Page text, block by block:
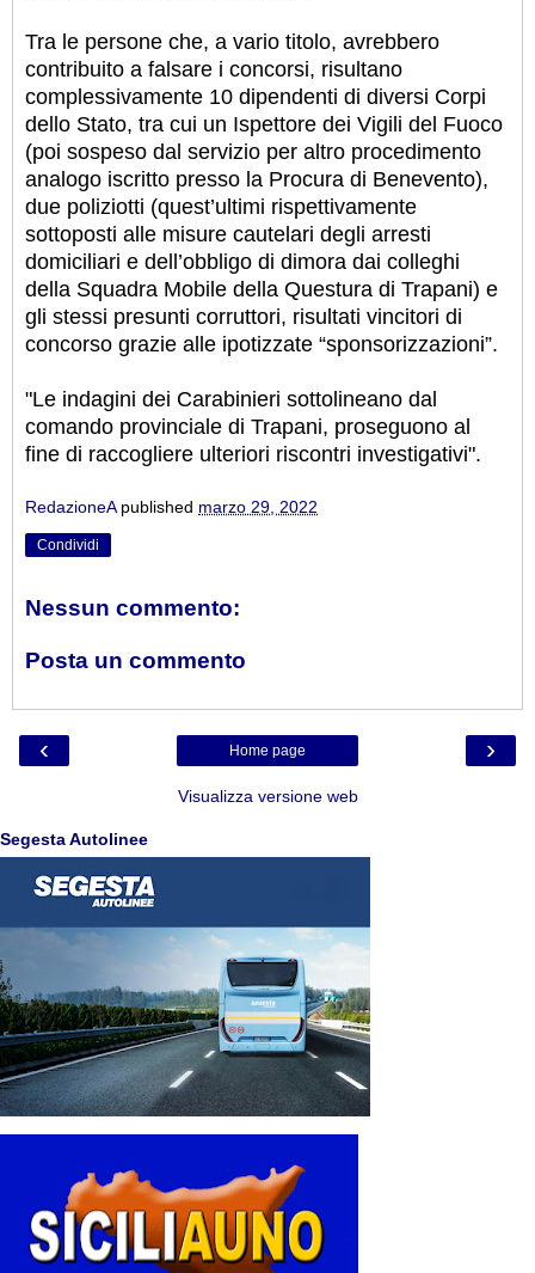
Tra le persone che, a vario titolo, avrebbero
contribuito a falsare i concorsi, risultano
complessivamente 10 dipendenti di diversi Corpi
dello Stato, tra cui un Ispettore dei Vigili del Fuoco
(poi sospeso dal servizio per altro procedimento
analogo iscritto presso la Procura di Benevento),
due poliziotti (quest’ultimi rispettivamente
sottoposti alle misure cautelari degli arresti
domiciliari e dell’obbligo di dimora dai colleghi
della Squadra Mobile della Questura di Trapani) e
gli stessi presunti corruttori, risultati vincitori di
concorso grazie alle ipotizzate “sponsorizzazioni”.
"Le indagini dei Carabinieri sottolineano dal
comando provinciale di Trapani, proseguono al
fine di raccogliere ulteriori riscontri investigativi".
RedazioneA published marzo 29, 2022
Condividi
Nessun commento:
Posta un commento
‹ ›
Home page
Visualizza versione web
Segesta Autolinee